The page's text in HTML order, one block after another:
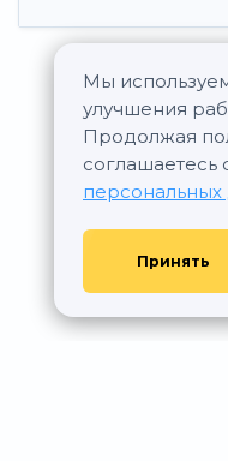
Мы
улучшения
Продолжая
соглашаетесь
Принять
Все